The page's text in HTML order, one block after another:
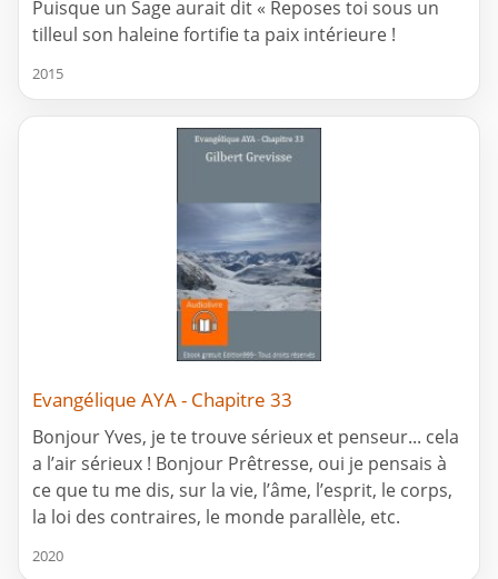
Puisque un Sage aurait dit « Reposes toi sous un
tilleul son haleine fortifie ta paix intérieure !
2015
Evangélique AYA - Chapitre 33
Bonjour Yves, je te trouve sérieux et penseur... cela
a l’air sérieux ! Bonjour Prêtresse, oui je pensais à
ce que tu me dis, sur la vie, l’âme, l’esprit, le corps,
la loi des contraires, le monde parallèle, etc.
2020